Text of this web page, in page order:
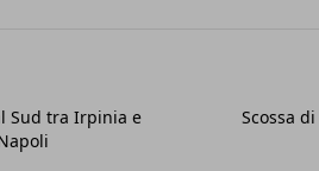
Sud tra Irpinia e
Scossa